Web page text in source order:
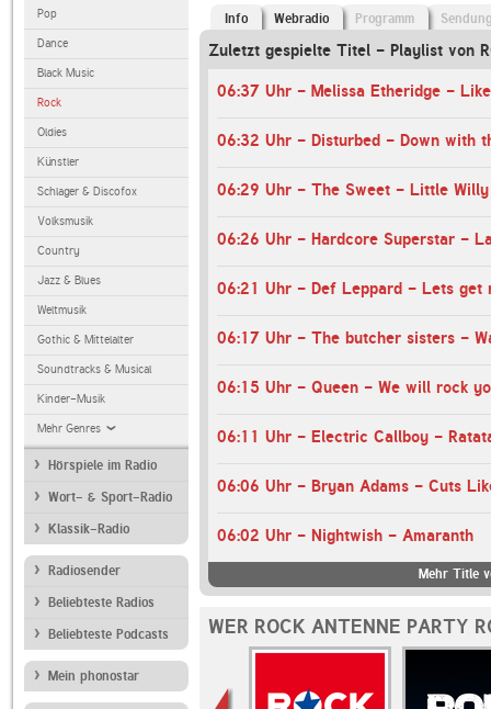
Pop
Dance
Black Music
Rock
Oldies
Künstler
Schlager & Discofox
Volksmusik
Country
Jazz & Blues
Weltmusik
Gothic & Mittelalter
Soundtracks & Musical
Kinder-Musik
Mehr Genres
Hörspiele im Radio
Wort- & Sport-Radio
Klassik-Radio
Radiosender
Beliebteste Radios
Beliebteste Podcasts
Mein phonostar
Info Webradio Programm
Zuletzt gespielte Titel - Playlist von
06:37 Uhr - Melissa Etheridge -
06:32 Uhr - Disturbed - Down with
06:29 Uhr - The Sweet - Little Willy
06:26 Uhr - Hardcore Superstar -
06:21 Uhr - Def Leppard - Lets get
06:17 Uhr - The butcher sisters -
06:15 Uhr - Queen - We will rock
06:11 Uhr - Electric Callboy -
06:06 Uhr - Bryan Adams - Cuts
06:02 Uhr - Nightwish - Amaranth
Mehr Title
WER ROCK ANTENNE PARTY